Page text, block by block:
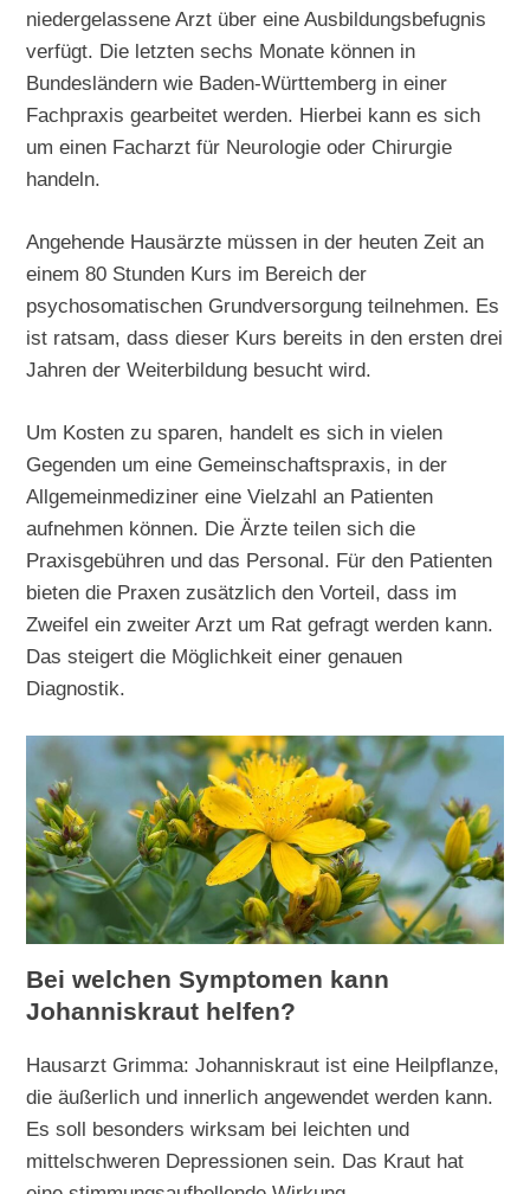
niedergelassene Arzt über eine Ausbildungsbefugnis
verfügt. Die letzten sechs Monate können in
Bundesländern wie Baden-Württemberg in einer
Fachpraxis gearbeitet werden. Hierbei kann es sich
um einen Facharzt für Neurologie oder Chirurgie
handeln.
Angehende Hausärzte müssen in der heuten Zeit an
einem 80 Stunden Kurs im Bereich der
psychosomatischen Grundversorgung teilnehmen. Es
ist ratsam, dass dieser Kurs bereits in den ersten drei
Jahren der Weiterbildung besucht wird.
Um Kosten zu sparen, handelt es sich in vielen
Gegenden um eine Gemeinschaftspraxis, in der
Allgemeinmediziner eine Vielzahl an Patienten
aufnehmen können. Die Ärzte teilen sich die
Praxisgebühren und das Personal. Für den Patienten
bieten die Praxen zusätzlich den Vorteil, dass im
Zweifel ein zweiter Arzt um Rat gefragt werden kann.
Das steigert die Möglichkeit einer genauen
Diagnostik.
Bei welchen Symptomen kann
Johanniskraut helfen?
Hausarzt Grimma: Johanniskraut ist eine Heilpflanze,
die äußerlich und innerlich angewendet werden kann.
Es soll besonders wirksam bei leichten und
mittelschweren Depressionen sein. Das Kraut hat